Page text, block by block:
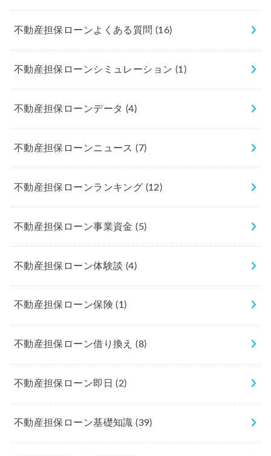
不動産担保ローンよくある質問(16)
不動産担保ローンシミュレーション (1)
不動産担保ローンデータ (4)
不動産担保ローンニュース(7)
不動産担保ローンランキング (12)
不動産担保ローン事業資金(5)
不動産担保ローン体験談 (4)
不動産担保ローン保険(1)
不動産担保ローン借り換え(8)
不動産担保ローン即日(2)
不動産担保ローン基礎知識(39)